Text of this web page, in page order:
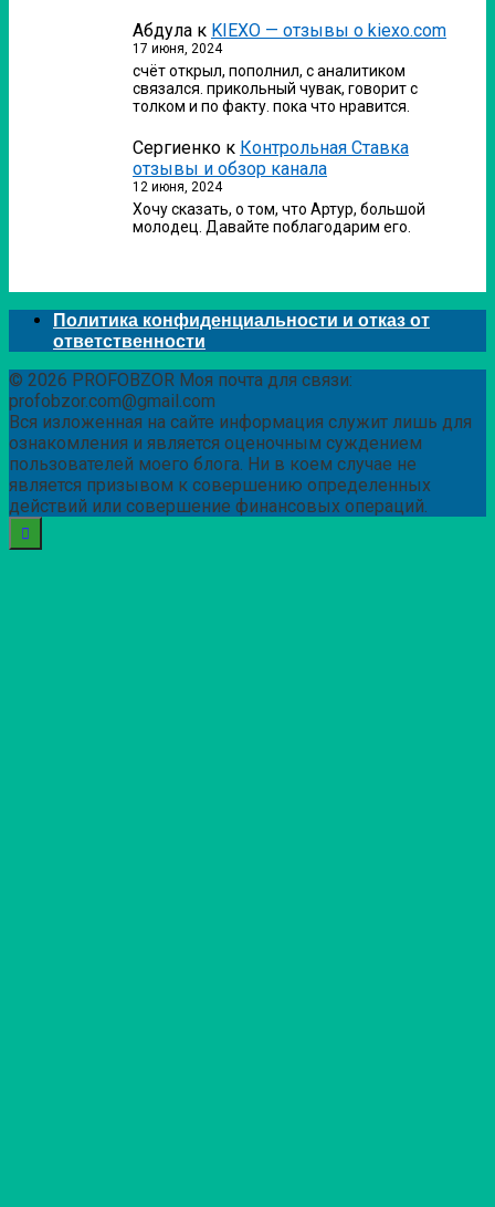
Абдула к KIEXO — отзывы о kiexo.com
17 июня, 2024
счёт открыл, пополнил, с аналитиком
связался. прикольный чувак, говорит с
толком и по факту. пока что нравится.
Сергиенко к Контрольная Ставка
отзывы и обзор канала
12 июня, 2024
Хочу сказать, о том, что Артур, большой
молодец. Давайте поблагодарим его.
Политика конфиденциальности и отказ от
ответственности
© 2026 PROFOBZOR Моя почта для связи:
profobzor.com@gmail.com
Вся изложенная на сайте информация служит лишь для
ознакомления и является оценочным суждением
пользователей моего блога. Ни в коем случае не
является призывом к совершению определенных
действий или совершение финансовых операций.